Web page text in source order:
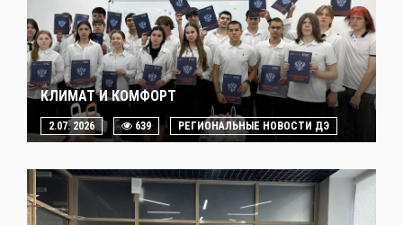
КЛИМАТ И КОМФОРТ
2.07. 2026 639 РЕГИОНАЛЬНЫЕ НОВОСТИ ДЭ